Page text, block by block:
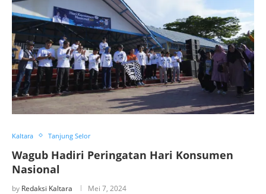
Kaltara Tanjung Selor
Wagub Hadiri Peringatan Hari Konsumen
Nasional
by Redaksi Kaltara Mei 7, 2024